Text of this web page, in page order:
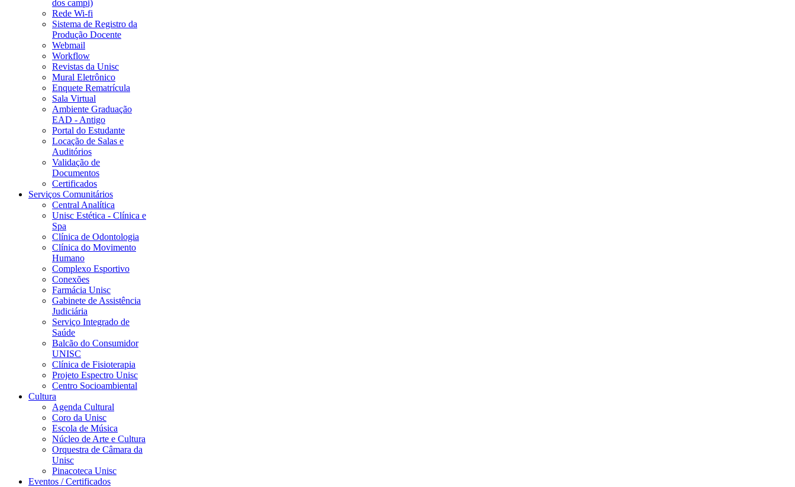
dos campi)
Rede Wi-fi
Sistema de Registro da
Produção Docente
Webmail
Workflow
Revistas da Unisc
Mural Eletrônico
Enquete Rematrícula
Sala Virtual
Ambiente Graduação
EAD - Antigo
Portal do Estudante
Locação de Salas e
Auditórios
Validação de
Documentos
Certificados
Serviços Comunitários
Central Analítica
Unisc Estética - Clínica e
Spa
Clínica de Odontologia
Clínica do Movimento
Humano
Complexo Esportivo
Conexões
Farmácia Unisc
Gabinete de Assistência
Judiciária
Serviço Integrado de
Saúde
Balcão do Consumidor
UNISC
Clínica de Fisioterapia
Projeto Espectro Unisc
Centro Socioambiental
Cultura
Agenda Cultural
Coro da Unisc
Escola de Música
Núcleo de Arte e Cultura
Orquestra de Câmara da
Unisc
Pinacoteca Unisc
Eventos / Certificados